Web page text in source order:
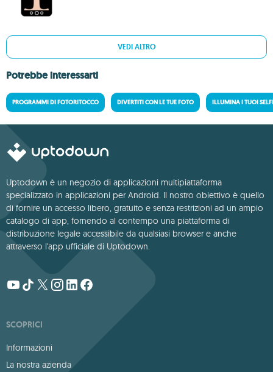
VEDI ALTRO
Potrebbe interessarti
PROGRAMMI DI FOTORITOCCO DIVERTITI CON LE TUE FOTO ILLUMINA I TUOI
Uptodown è un negozio di applicazioni multipiattaforma
specializzato in applicazioni per Android. Il nostro obiettivo è quello
di fornire un accesso libero, gratuito e senza restrizioni ad un ampio
catalogo di app, fornendo al contempo una piattaforma di
distribuzione legale accessibile da qualsiasi browser e anche
attraverso l'app ufficiale di Uptodown.
SCOPRICI
Informazioni
La nostra azienda